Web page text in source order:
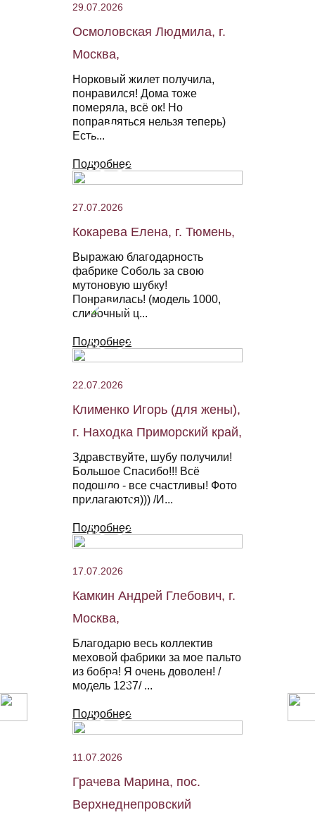
29.07.2026
Осмоловская Людмила, г.
Москва,
Норковый жилет получила,
понравился! Дома тоже
померяла, всё ок! Но
поправляться нельзя теперь)
Есть...
Подробнее
27.07.2026
Кокарева Елена, г. Тюмень,
Выражаю благодарность
фабрике Соболь за свою
мутоновую шубку!
Понравилась! (модель 1000,
сливочный ц...
Подробнее
22.07.2026
Клименко Игорь (для жены),
г. Находка Приморский край,
Здравствуйте, шубу получили!
Большое Спасибо!!! Всё
подошло - все счастливы! Фото
прилагаются))) /И...
Подробнее
17.07.2026
Камкин Андрей Глебович, г.
Москва,
Благодарю весь коллектив
меховой фабрики за мое пальто
из бобра! Я очень доволен! /
модель 1237/ ...
Подробнее
11.07.2026
Грачева Марина, пос.
Верхнеднепровский